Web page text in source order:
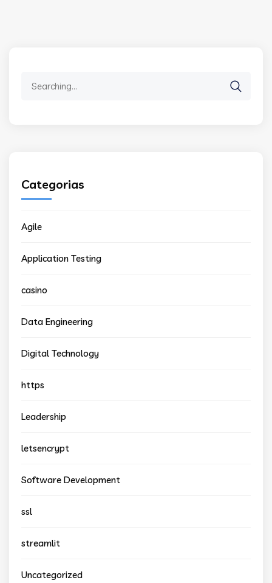
Categorias
Agile
Application Testing
casino
Data Engineering
Digital Technology
https
Leadership
letsencrypt
Software Development
ssl
streamlit
Uncategorized